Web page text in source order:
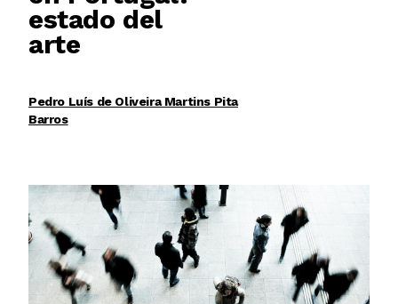
estado del
arte
Pedro Luís de Oliveira Martins Pita
Barros